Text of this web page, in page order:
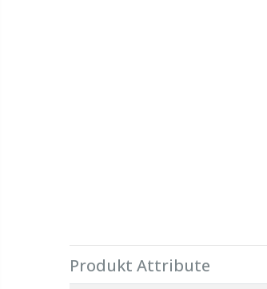
Produkt Attribute